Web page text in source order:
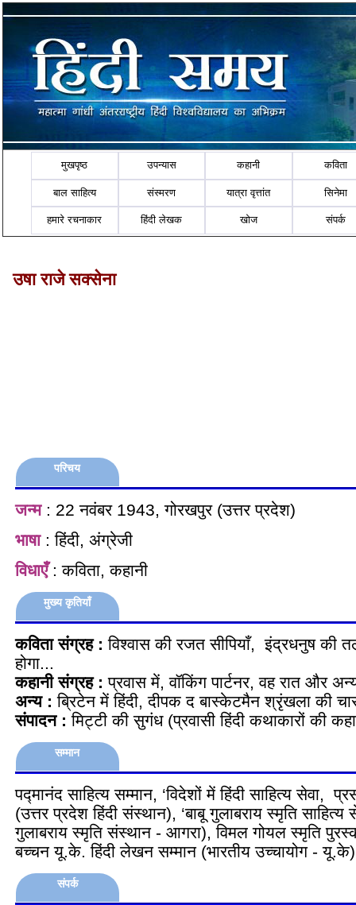
मुखपृष्ठ उपन्यास कहानी कविता
बाल साहित्य संस्मरण यात्रा वृत्तांत सिनेमा
हमारे रचनाकार हिंदी लेखक खोज संपर्क
उषा राजे सक्‍सेना
परिचय
जन्म: 22 नवंबर 1943, गोरखपुर (उत्तर प्रदेश)
भाषा: हिंदी, अंग्रेजी
विधाएँ: कविता, कहानी
मुख्य कृतियाँ
कविता संग्रह : विश्वास की रजत सीपियाँ, इंद्रधनुष की
होगा...
कहानी संग्रह : प्रवास में, वॉकिंग पार्टनर, वह रात और
अन्य : ब्रिटेन में हिंदी, दीपक द बास्केटमैन श्रृंखला की
संपादन : मिट्टी की सुगंध (प्रवासी हिंदी कथाकारों की
सम्मान
पद्मानंद साहित्य सम्मान, ‘विदेशों में हिंदी साहित्य सेवा,
(उत्तर प्रदेश हिंदी संस्थान), ‘बाबू गुलाबराय स्मृति साहित्य
गुलाबराय स्मृति संस्थान - आगरा), विमल गोयल स्मृति
बच्चन यू.के. हिंदी लेखन सम्मान (भारतीय उच्चायोग - यू.के)
संपर्क